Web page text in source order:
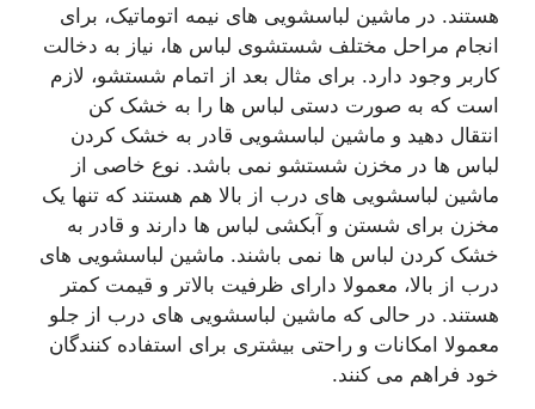
هستند. در ماشین لباسشویی های نیمه اتوماتیک، برای
انجام مراحل مختلف شستشوی لباس ها، نیاز به دخالت
کاربر وجود دارد. برای مثال بعد از اتمام شستشو، لازم
است که به صورت دستی لباس ها را به خشک کن
انتقال دهید و ماشین لباسشویی قادر به خشک کردن
لباس ها در مخزن شستشو نمی باشد. نوع خاصی از
ماشین لباسشویی های درب از بالا هم هستند که تنها یک
مخزن برای شستن و آبکشی لباس ها دارند و قادر به
خشک کردن لباس ها نمی باشند. ماشین لباسشویی های
درب از بالا، معمولا دارای ظرفیت بالاتر و قیمت کمتر
هستند. در حالی که ماشین لباسشویی های درب از جلو
معمولا امکانات و راحتی بیشتری برای استفاده کنندگان
خود فراهم می کنند.